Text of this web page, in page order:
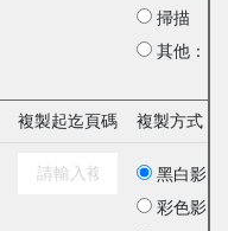
掃描
其他：
複製起迄頁碼 複製方式
黑白影印
彩色影印